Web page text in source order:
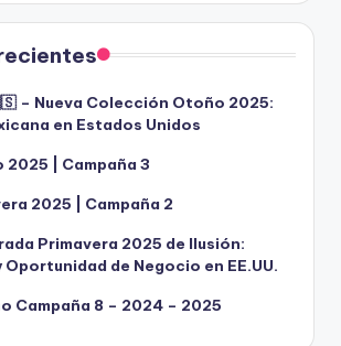
– Nueva Colección Otoño 2025:
en Estados Unidos
2025 | Campaña 3
2025 | Campaña 2
Primavera 2025 de Ilusión:
de Negocio en EE.UU.
Campaña 8 – 2024 – 2025